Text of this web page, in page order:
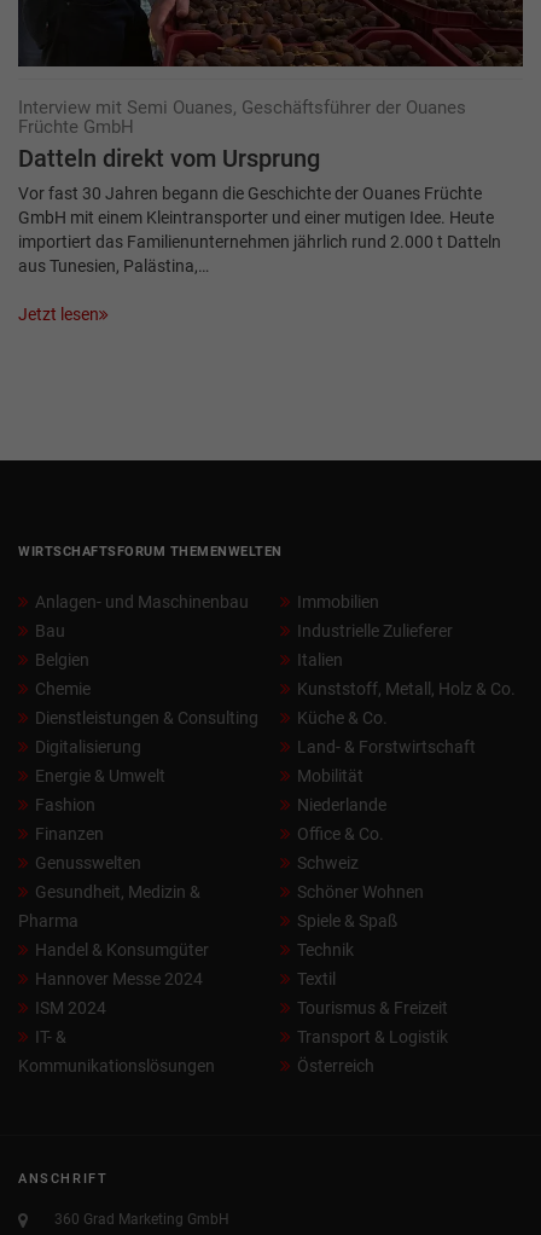
Interview mit Semi Ouanes, Geschäftsführer der Ouanes
Früchte GmbH
Datteln direkt vom Ursprung
Vor fast 30 Jahren begann die Geschichte der Ouanes Früchte
GmbH mit einem Kleintransporter und einer mutigen Idee. Heute
importiert das Familienunternehmen jährlich rund 2.000 t Datteln
aus Tunesien, Palästina,…
Jetzt lesen
WIRTSCHAFTSFORUM THEMENWELTEN
Anlagen- und Maschinenbau
Bau
Belgien
Chemie
Dienstleistungen & Consulting
Digitalisierung
Energie & Umwelt
Fashion
Finanzen
Genusswelten
Gesundheit, Medizin &
Pharma
Handel & Konsumgüter
Hannover Messe 2024
ISM 2024
IT- &
Kommunikationslösungen
Immobilien
Industrielle Zulieferer
Italien
Kunststoff, Metall, Holz & Co.
Küche & Co.
Land- & Forstwirtschaft
Mobilität
Niederlande
Office & Co.
Schweiz
Schöner Wohnen
Spiele & Spaß
Technik
Textil
Tourismus & Freizeit
Transport & Logistik
Österreich
ANSCHRIFT
360 Grad Marketing GmbH